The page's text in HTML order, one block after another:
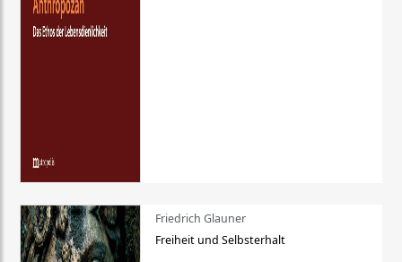
Friedrich Glauner
Freiheit und Selbsterhalt